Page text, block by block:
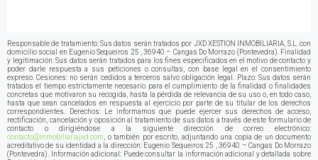
Responsable de tratamiento: Sus datos serán tratados por JXD XESTION INMOBILIARIA, S.L. con
domicilio social en Eugenio Sequeiros 25 , 36940 – Cangas Do Morrazo (Pontevedra). Finalidad
y legitimación: Sus datos serán tratados para los fines especificados en el motivo de contacto y
poder darle respuesta a sus peticiones o consultas, con base legal en el consentimiento
expreso. Cesiones: no serán cedidos a terceros salvo obligación legal. Plazo: Sus datos serán
tratados el tiempo estrictamente necesario para el cumplimiento de la finalidad o finalidades
concretas que motivaron su recogida, hasta la pérdida de relevancia de su uso o, en todo caso,
hasta que sean cancelados en respuesta al ejercicio por parte de su titular de los derechos
correspondientes. Derechos: Le informamos que puede ejercer sus derechos de acceso,
rectificación, cancelación y oposición al tratamiento de sus datos a través de este formulario de
contacto o dirigiéndose a la siguiente dirección de correo electrónico:
contacto@inmobiliariajxd.com , o también por escrito, adjuntando una copia de un documento
acreditativo de su identidad a la dirección: Eugenio Sequeiros 25 , 36940 – Cangas Do Morrazo
(Pontevedra)
Información adicional: Puede consultar la información adicional y detallada sobre